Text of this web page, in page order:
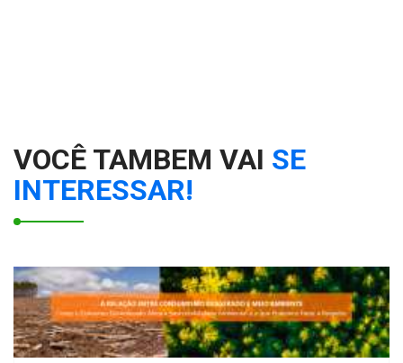
VOCÊ TAMBEM VAI SE
INTERESSAR!